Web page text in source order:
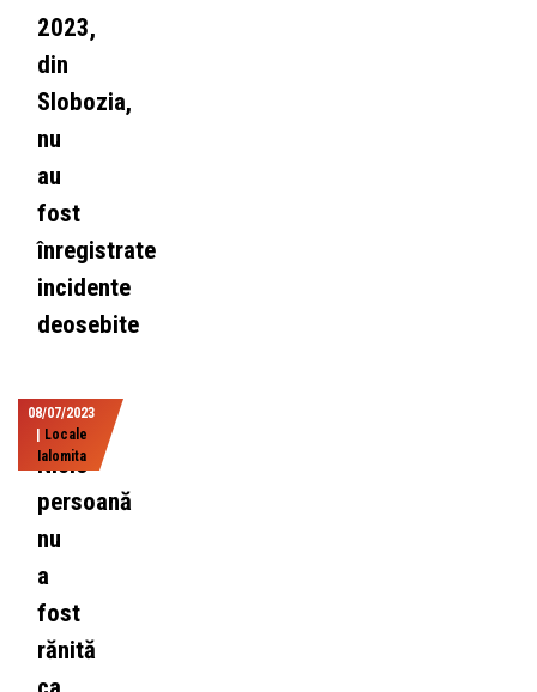
2023,
din
Slobozia,
nu
au
fost
înregistrate
incidente
deosebite
08/07/2023
Locale
Ialomita
Nicio
persoană
nu
a
fost
rănită